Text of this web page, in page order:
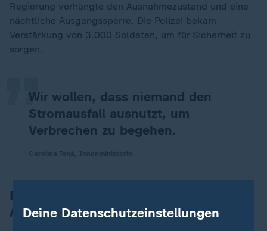
Regierung verhängte den Ausnahmezustand und eine
nächtliche Ausgangssperre. Die Polizei bekam
Verstärkung von 3.000 Soldaten, um für Sicherheit zu
sorgen.
Wir wollen, dass niemand den
Stromausfall ausnutzt, um
Verbrechen zu begehen.
„
Regierung in Chile geht nicht von
Anschlag aus
Deine Datenschutzeinstellungen